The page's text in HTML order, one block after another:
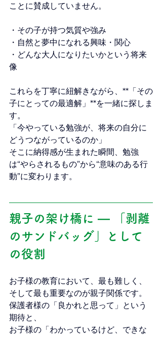
ことに賛成していません。
・その子が持つ気質や強み
・自然と夢中になれる興味・関心
・どんな大人になりたいかという将来
像
これらを丁寧に紐解きながら、**「その
子にとっての最適解」**を一緒に探しま
す。
「今やっている勉強が、将来の自分に
どうつながっているのか」
そこに納得感が生まれた瞬間、勉強
は“やらされるもの”から“意味のある行
動”に変わります。
親子の架け橋に ― 「剥離
のサンドバッグ」として
の役割
お子様の教育において、最も難しく、
そして最も重要なのが親子関係です。
保護者様の「良かれと思って」という
期待と、
お子様の「わかっているけど、できな